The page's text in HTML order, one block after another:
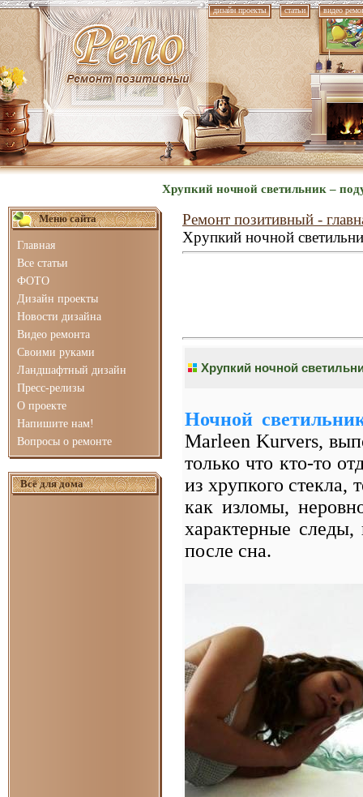
дизайн проекты статьи видео
Хрупкий ночной светильник –
Меню сайта
Главная
Все статьи
ФОТО
Дизайн проекты
Новости дизайна
Видео ремонта
Своими руками
Ландшафтный дизайн
Пресс-релизы
О проекте
Напишите нам!
Вопросы о ремонте
Всё для дома
Ремонт позитивный -
Хрупкий ночной
Хрупкий ночной
Ночной
Marleen Kurvers,
только что кто-то
из хрупкого стекла,
как изломы,
характерные следы,
после сна.